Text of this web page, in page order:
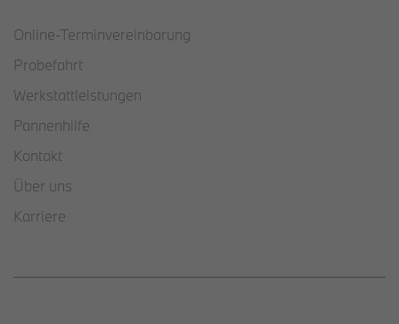
Online-Terminvereinbarung
Probefahrt
Werkstattleistungen
Pannenhilfe
Kontakt
Über uns
Karriere